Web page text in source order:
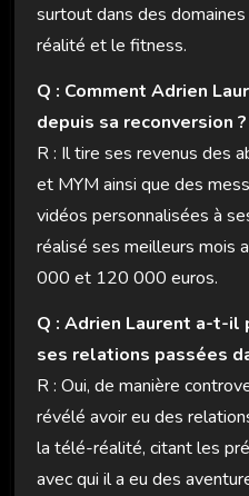
surtout dans des
réalité et le fitness.
Q : Comment Adrien
depuis sa reconversion ?
R : Il tire ses revenus des
et MYM ainsi que des
vidéos personnalisées à
réalisé ses meilleurs mois
000 et 120 000 euros.
Q : Adrien Laurent a-t-
ses relations passées
R : Oui, de manière
révélé avoir eu des
la télé-réalité, citant les
avec qui il a eu des